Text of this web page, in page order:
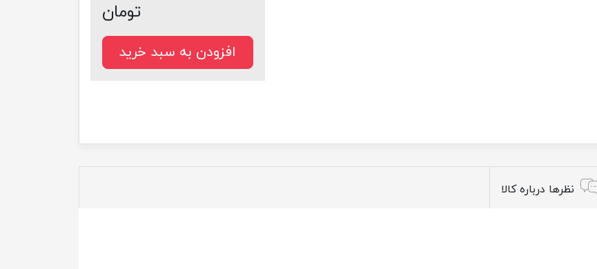
تومان
افزودن به سبد خرید
نظرها درباره کالا